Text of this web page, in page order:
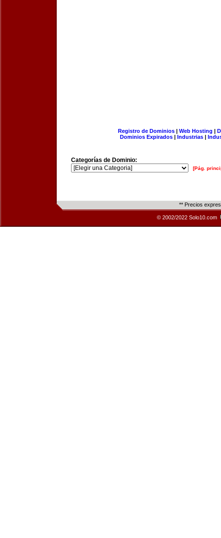
Registro de Dominios| Web Hosting |
Dominios Expirados | Industrias |
Categorías de Dominio:
[Pág.
** Precios
© 2002/2022 Solo10.com